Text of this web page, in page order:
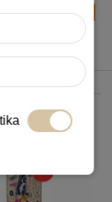
KOSÁRBA